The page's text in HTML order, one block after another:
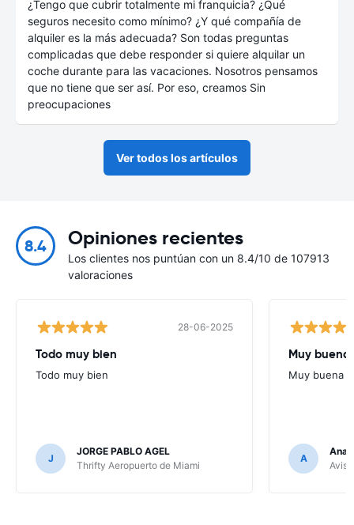
¿Tengo que cubrir totalmente mi franquicia? ¿Qué
seguros necesito como mínimo? ¿Y qué compañía de
alquiler es la más adecuada? Son todas preguntas
complicadas que debe responder si quiere alquilar un
coche durante para las vacaciones. Nosotros pensamos
que no tiene que ser así. Por eso, creamos Sin
preocupaciones
Ver todos los artículos
8.4 Opiniones recientes
Los clientes nos puntúan con un 8.4/10 de 107913
valoraciones
28-06-2025
Todo muy bien
Todo muy bien
J
JORGE PABLO AGEL
Thrifty Aeropuerto de Miami
Muy buena
Muy buena
A
Ana
Avis